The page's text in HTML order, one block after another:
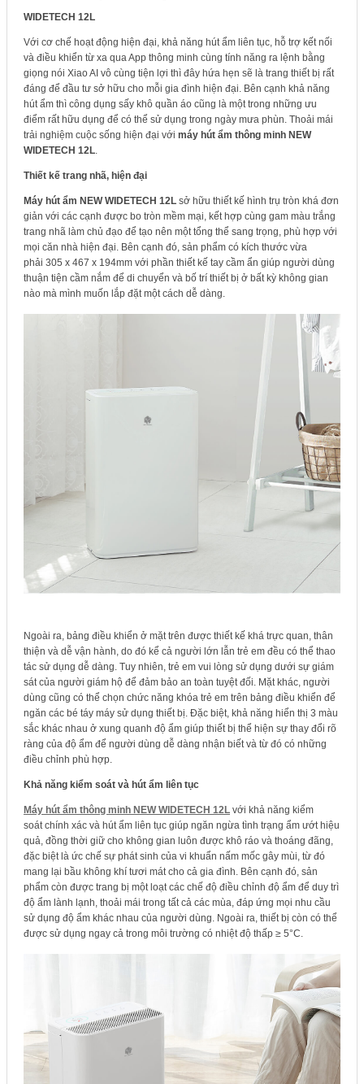
WIDETECH 12L
Với cơ chế hoạt động hiện đại, khả năng hút ẩm liên tục, hỗ trợ kết nối
và điều khiển từ xa qua App thông minh cùng tính năng ra lệnh bằng
giọng nói Xiao AI vô cùng tiện lợi thì đây hứa hẹn sẽ là trang thiết bị rất
đáng để đầu tư sở hữu cho mỗi gia đình hiện đại. Bên cạnh khả năng
hút ẩm thì công dụng sấy khô quần áo cũng là một trong những ưu
điểm rất hữu dụng để có thể sử dụng trong ngày mưa phùn. Thoải mái
trải nghiệm cuộc sống hiện đại với máy hút ẩm thông minh NEW
WIDETECH 12L.
Thiết kế trang nhã, hiện đại
Máy hút ẩm NEW WIDETECH 12L sở hữu thiết kế hình trụ tròn khá đơn
giản với các cạnh được bo tròn mềm mại, kết hợp cùng gam màu trắng
trang nhã làm chủ đạo để tạo nên một tổng thể sang trọng, phù hợp với
mọi căn nhà hiện đại. Bên cạnh đó, sản phẩm có kích thước vừa
phải 305 x 467 x 194mm với phần thiết kế tay cầm ẩn giúp người dùng
thuận tiện cầm nắm để di chuyển và bố trí thiết bị ở bất kỳ không gian
nào mà mình muốn lắp đặt một cách dễ dàng.
Ngoài ra, bảng điều khiển ở mặt trên được thiết kế khá trực quan, thân
thiện và dễ vận hành, do đó kể cả người lớn lẫn trẻ em đều có thể thao
tác sử dụng dễ dàng. Tuy nhiên, trẻ em vui lòng sử dụng dưới sự giám
sát của người giám hộ để đảm bảo an toàn tuyệt đối. Mặt khác, người
dùng cũng có thể chọn chức năng khóa trẻ em trên bảng điều khiển để
ngăn các bé táy máy sử dụng thiết bị. Đặc biệt, khả năng hiển thị 3 màu
sắc khác nhau ở xung quanh độ ẩm giúp thiết bị thể hiện sự thay đổi rõ
ràng của độ ẩm để người dùng dễ dàng nhận biết và từ đó có những
điều chỉnh phù hợp.
Khả năng kiểm soát và hút ẩm liên tục
Máy hút ẩm thông minh NEW WIDETECH 12L với khả năng kiểm
soát chính xác và hút ẩm liên tục giúp ngăn ngừa tình trạng ẩm ướt hiệu
quả, đồng thời giữ cho không gian luôn được khô ráo và thoáng đãng,
đặc biệt là ức chế sự phát sinh của vi khuẩn nấm mốc gây mùi, từ đó
mang lại bầu không khí tươi mát cho cả gia đình. Bên cạnh đó, sản
phẩm còn được trang bị một loạt các chế độ điều chỉnh độ ẩm để duy trì
độ ẩm lành lạnh, thoải mái trong tất cả các mùa, đáp ứng mọi nhu cầu
sử dụng độ ẩm khác nhau của người dùng. Ngoài ra, thiết bị còn có thể
được sử dụng ngay cả trong môi trường có nhiệt độ thấp ≥ 5°C.